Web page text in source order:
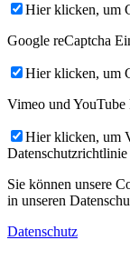
Hier klicken, um
Google reCaptcha
Hier klicken, um
Vimeo und YouTube
Hier klicken, um
Datenschutzrichtlinie
Sie können unsere
in unseren
Datenschutz